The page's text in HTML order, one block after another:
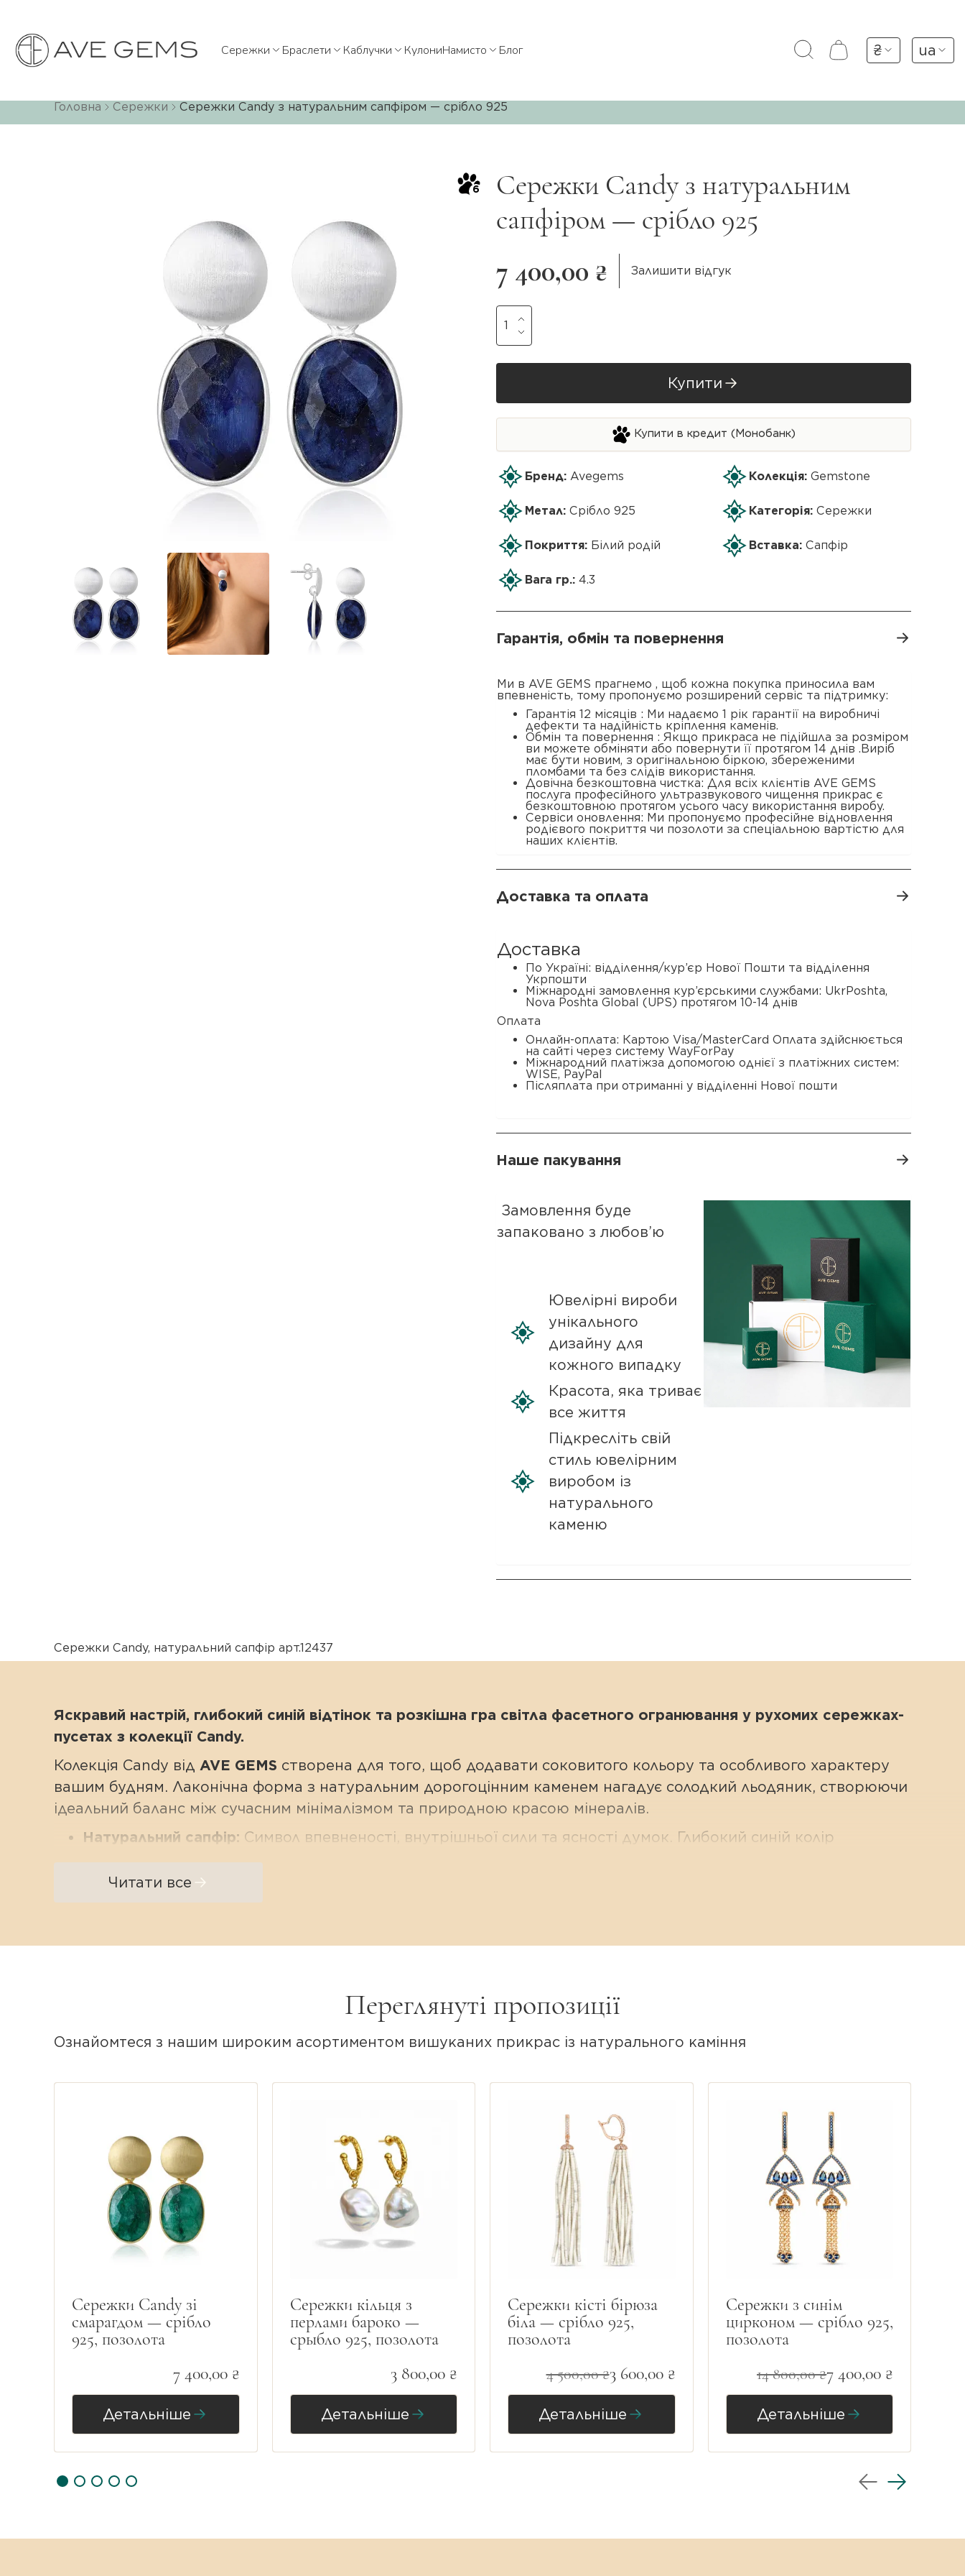
Сережки Браслети Каблучки КулониНамисто Блог ₴ ua
Головна Сережки Сережки Candy з натуральним сапфіром — срібло 925
6
Сережки Candy з натуральним
сапфіром — срібло 925
7 400,00 ₴
Залишити відгук
Купити
Купити в кредит (Монобанк)
Бренд: Avegems Колекція: Gemstone
Метал: Срібло 925 Категорія: Сережки
Покриття: Білий родій Вставка: Сапфір
Вага гр.: 4.3
Гарантія, обмін та повернення
Ми в AVE GEMS прагнемо , щоб кожна покупка приносила вам
впевненість, тому пропонуємо розширений сервіс та підтримку:
Гарантія 12 місяців : Ми надаємо 1 рік гарантії на виробничі
дефекти та надійність кріплення каменів.
Обмін та повернення : Якщо прикраса не підійшла за розміром
ви можете обміняти або повернути її протягом 14 днів .Виріб
має бути новим, з оригінальною біркою, збереженими
пломбами та без слідів використання.
Довічна безкоштовна чистка: Для всіх клієнтів AVE GEMS
послуга професійного ультразвукового чищення прикрас є
безкоштовною протягом усього часу використання виробу.
Сервіси оновлення: Ми пропонуємо професійне відновлення
родієвого покриття чи позолоти за спеціальною вартістю для
наших клієнтів.
Доставка та оплата
Доставка
По Україні: відділення/кур’єр Нової Пошти та відділення
Укрпошти
Міжнародні замовлення кур’єрськими службами: UkrPoshta,
Nova Poshta Global (UPS) протягом 10-14 днів
Оплата
Онлайн-оплата: Картою Visa/MasterCard Оплата здійснюється
на сайті через систему WayForPay
Міжнародний платіжза допомогою однієї з платіжних систем:
WISE, PayPal
Післяплата при отриманні у відділенні Нової пошти
Наше пакування
Замовлення буде
запаковано з любов’ю
Ювелірні вироби
унікального
дизайну для
кожного випадку
Красота, яка триває
все життя
Підкресліть свій
стиль ювелірним
виробом із
натурального
каменю
Сережки Candy, натуральний сапфір арт.12437
Яскравий настрій, глибокий синій відтінок та розкішна гра світла фасетного огранювання у рухомих сережках-
пусетах з колекції Candy.
Колекція Candy від AVE GEMS створена для того, щоб додавати соковитого кольору та особливого характеру
вашим будням. Лаконічна форма з натуральним дорогоцінним каменем нагадує солодкий льодяник, створюючи
ідеальний баланс між сучасним мінімалізмом та природною красою мінералів.
Натуральний сапфір: Символ впевненості, внутрішньої сили та ясності думок. Глибокий синій колір
натурального сапфіру в лаконічній оправі — це справжня інтелектуальна розкіш, яка є абсолютно доречною
і в офісі, і на особливій події.
Високопробне срібло 925 проби покрите білим родієм, що надійно захищає прикрасу від
потемніння та дарує їй преміальний дзеркальний блиск.
та впевненість під час щоденного носіння.
Колекція:
Candy.
Матеріал:
Срібло 925 проби.
Покриття:Благородний білий родій.
Вставка:Натуральний сапфір (Natural sapphire).
Форма огранювання:
Тип застібки:Пусети (гвоздики).
Стиль:Інтелектуальна розкіш / Преміум мінімалізм / Сучасна класика.
Читати все
Переглянуті пропозиції
Ознайомтеся з нашим широким асортиментом вишуканих прикрас із натурального каміння
Сережки Candy зі
cмарагдом — срібло
925, позолота
7 400,00 ₴
Детальніше
Сережки кільця з
перлами бароко —
срыбло 925, позолота
3 800,00 ₴
Детальніше
Сережки кісті бірюза
біла — срібло 925,
позолота
4 500,00 ₴3 600,00 ₴
Детальніше
Сережки з синім
цирконом — срібло 925,
позолота
14 800,00 ₴7 400,00 ₴
Детальніше